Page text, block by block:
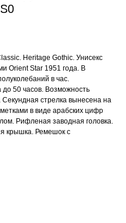
Heritage Gothic. Унисекс
Orient Star 1951 года. В
в час.
до 50 часов. Возможность
стрелка вынесена на
в виде арабских цифр
Рифленая заводная головка.
крышка. Ремешок с